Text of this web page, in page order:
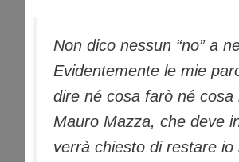
Non dico nessun “no” a
Evidentemente le mie
dire né cosa farò né cosa
Mauro Mazza, che deve
verrà chiesto di restare